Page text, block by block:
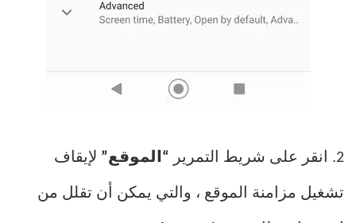
2. انقر على شريط التمرير “الموقع” لإيقاف
تشغيل مزامنة الموقع ، والتي يمكن أن تقلل من